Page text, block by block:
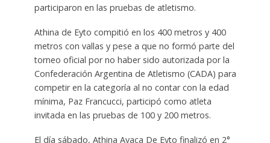
participaron en las pruebas de atletismo.
Athina de Eyto compitió en los 400 metros y 400
metros con vallas y pese a que no formó parte del
torneo oficial por no haber sido autorizada por la
Confederación Argentina de Atletismo (CADA) para
competir en la categoría al no contar con la edad
mínima, Paz Francucci, participó como atleta
invitada en las pruebas de 100 y 200 metros.
El día sábado, Athina Avaca De Eyto finalizó en 2°